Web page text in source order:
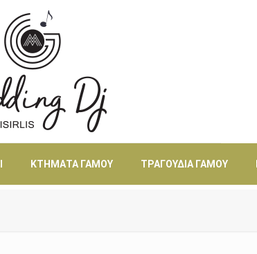
ΚΤΉΜΑΤΑ ΓΆΜΟΥ ΤΡΑΓΟΎΔΙΑ ΓΆΜΟΥ